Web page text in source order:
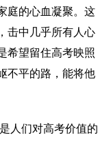
庭的心血凝聚。这
击中几乎所有人心
希望留住高考映照
不平的路，能将他
人们对高考价值的